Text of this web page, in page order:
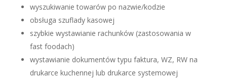
wyszukiwanie towarów po nazwie/kodzie
obsługa szuflady kasowej
szybkie wystawianie rachunków (zastosowania w
fast foodach)
wystawianie dokumentów typu faktura, WZ, RW na
drukarce kuchennej lub drukarce systemowej